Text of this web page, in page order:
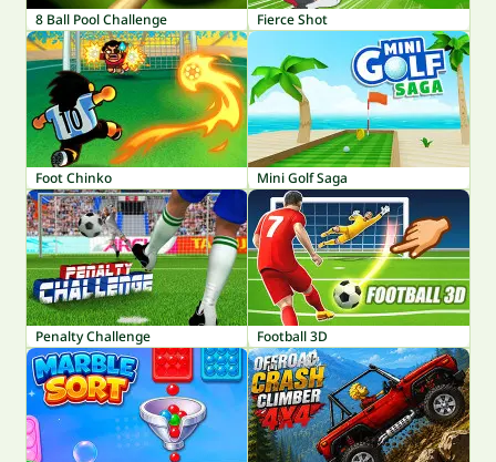
8 Ball Pool Challenge Fierce Shot
Foot Chinko Mini Golf Saga
Penalty Challenge Football 3D